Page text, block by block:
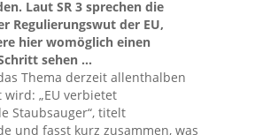
Laut SR 3 sprechen die
Regulierungswut der EU,
hier womöglich einen
sehen …
Thema derzeit allenthalben
„EU verbietet
Staubsauger“, titelt
und fasst kurz zusammen, was